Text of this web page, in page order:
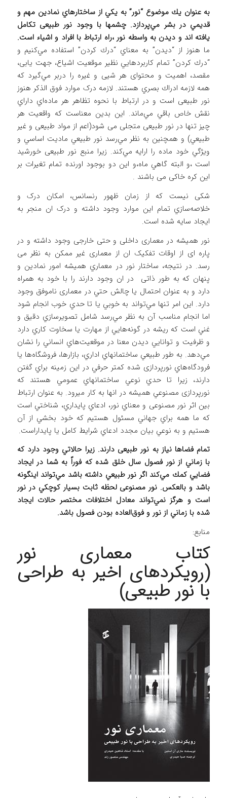
به عنوان يك موضوع “نور” به يكي از ساختار‌هاي نمادين مهم و
قديمي در بشر مي‌پردازد. چشمها با وجود نور طبیعی تکامل
یافته اند و ديدن به واسطه نور ،راه ارتباط با افراد و اشياء است.
ما هنوز از “ديدن” به معناي “درك كردن” استفاده مي‌كنيم و
“درك كردن” تمام كاربردهایي نظیر موقعيت اشیاع، جهت یابی،
مقصد، اهميت و محتوای هر شیی و غيره را دربر مي‌گيرد كه
همه لازمه ادراك بصري هستند. لازمه درک موارد فوق الذکر هنوز
نور طبيعی است و در ارتباط با نحوه تظاهر هر ماده‌اي داراي
نقش خاص باقي مي‌ماند. این بدین معناست که واقعیت هر
چیز تنها در نور طبیعی متجلی می شود(اعم از مواد طبیعی و غیر
طبيعي) و همچنين به نظر مي‌رسد نور طبيعي ماديت اساسي و
ويژگي خود ماده را ارايه مي‌كند. زيرا منبع نور طبيعی خورشيد
است ،و البته گاهي ماه،و این دو بوجود اورنده تمام تغیرات بر
این کره خاکی می باشند .
شکی نیست که از زمان ظهور رنسانس، امكان درک و
خلاصه‌سازي تمام اين موارد وجود داشته و درک ان منجر به
ايجاد سايه شده است.
نور همیشه در معماری داخلی و حتی خارجی وجود داشته و در
پاره ای از اوقات تفکیک ان از معماری غیر ممکن به نظر می
رسد. در نتيجه، ساختار نور در معماري هميشه امور نمادين و
پنهان که به طور ذاتی در ان وجود دارند را با خود به همراه
دارد و به عنوان احتمال يا چالش حتي در معماری ناموفق وجود
دارد. اين امر تنها مي‌تواند به خوبي يا تا حدي خوب انجام شود
اما انجام مناسب آن به نظر مي‌رسد شامل تصويرسازي دقيق و
غني است كه ريشه در گونه‌هايي از مهارت يا سخاوت كاري دارد
و ظرفيت و توانايي ديدن معنا در موقعيت‌هاي انساني را نشان
مي‌دهد. به طور طبيعي ساختمانهاي اداري، بازارها، فروشگاه‌ها يا
فرودگاه‌هاي نورپردازی شده كمتر حرفي در اين زمينه براي گفتن
دارند، زيرا تا حدي نوعي ساختمانهاي عمومي هستند كه
نورپردازی مصنوعي هميشه در انها به کار میرود. به عنوان ارتباط
بين اثر نور مصنوعی و معناي نور، ادعاي پايداري، شناختي است
كه ما همه براي جهاني مسئول هستيم كه خود بخشي از آن
هستيم و به نوعي بيان مجدد ادعاي شرايط كامل یا پایداراست.
تمام فضاها نياز به نور طبيعی دارند. زيرا حالاتي وجود دارد كه
با زماني از نور فصول سال خلق شده كه فوراً به شما در ايجاد
فضايي كمك مي‌كند اگر نور طبيعي داشته باشد مي‌تواند اينگونه
باشد و بالعكس. نور مصنوعی لحظه ثابت بسيار كوچكي در نور
است و هرگز نمي‌تواند معادل اختلافات مختصر حالات ايجاد
شده با زماني از نور و فوق‌العاده بودن فصول باشد.
منابع:
کتاب معماری نور
(رویکردهای اخیر به طراحی
با نور طبیعی)